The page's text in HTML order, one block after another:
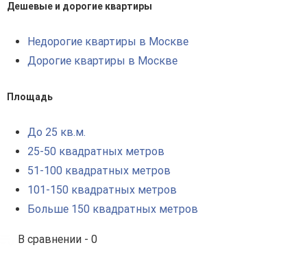
Дешевые и дорогие квартиры
Недорогие квартиры в Москве
Дорогие квартиры в Москве
Площадь
До 25 кв.м.
25-50 квадратных метров
51-100 квадратных метров
101-150 квадратных метров
Больше 150 квадратных метров
В сравнении - 0